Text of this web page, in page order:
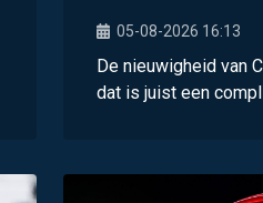
05-08-2026 16:13
De nieuwigheid van
dat is juist een